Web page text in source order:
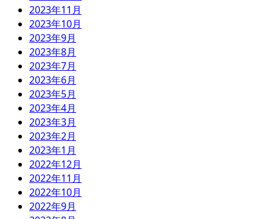
2023年11月
2023年10月
2023年9月
2023年8月
2023年7月
2023年6月
2023年5月
2023年4月
2023年3月
2023年2月
2023年1月
2022年12月
2022年11月
2022年10月
2022年9月